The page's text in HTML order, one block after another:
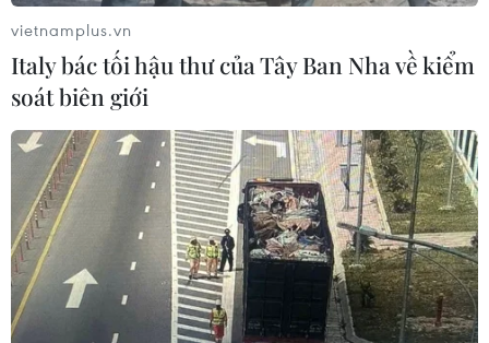
vietnamplus.vn
Italy bác tối hậu thư của Tây Ban Nha về kiểm
soát biên giới